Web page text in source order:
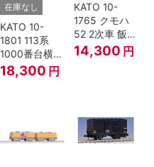
在庫なし
KATO 10-
1801 113系
1000番台横須
賀・総武快速
線 基本7両セ
18,300 円
KATO 10-
1765 クモハ
52 2次車 飯田
線 4両セット
Nゲージ
14,300 円